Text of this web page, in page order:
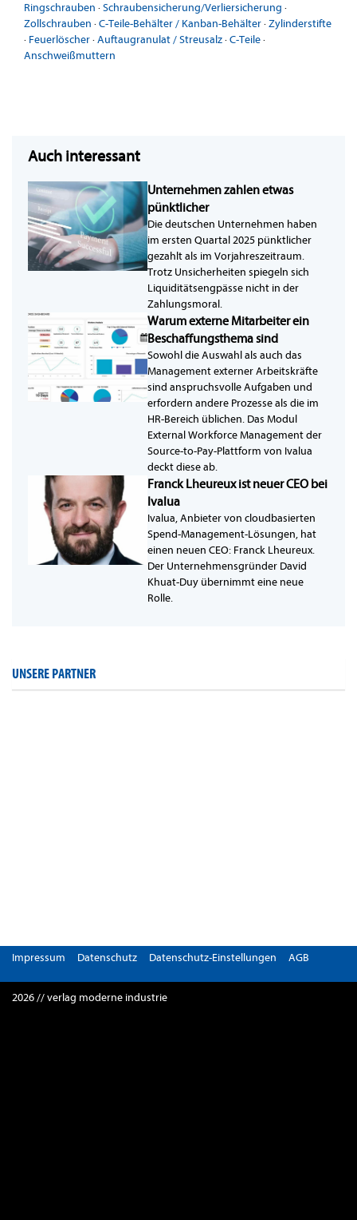
Ringschrauben ·Schraubensicherung/Verliersicherung ·
Zollschrauben ·C-Teile-Behälter / Kanban-Behälter·Zylinderstifte
· Feuerlöscher·Auftaugranulat / Streusalz·C-Teile·
Anschweißmuttern
Auch interessant
Unternehmen zahlen etwas
pünktlicher
Die deutschen Unternehmen haben
im ersten Quartal 2025 pünktlicher
gezahlt als im Vorjahreszeitraum.
Trotz Unsicherheiten spiegeln sich
Liquiditätsengpässe nicht in der
Zahlungsmoral.
Warum externe Mitarbeiter ein
Beschaffungsthema sind
Sowohl die Auswahl als auch das
Management externer Arbeitskräfte
sind anspruchsvolle Aufgaben und
erfordern andere Prozesse als die im
HR-Bereich üblichen. Das Modul
External Workforce Management der
Source-to-Pay-Plattform von Ivalua
deckt diese ab.
Franck Lheureux ist neuer CEO bei
Ivalua
Ivalua, Anbieter von cloudbasierten
Spend-Management-Lösungen, hat
einen neuen CEO: Franck Lheureux.
Der Unternehmensgründer David
Khuat-Duy übernimmt eine neue
Rolle.
UNSERE PARTNER
Impressum Datenschutz Datenschutz-Einstellungen AGB
2026 // verlag moderne industrie